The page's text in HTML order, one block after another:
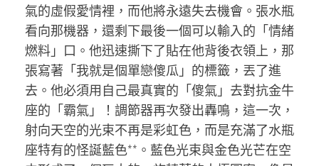
氣的虛假愛情裡，而他將永遠失去機會。張水瓶
看向那機器，還剩下最後一個可以輸入的「情緒
燃料」口。他迅速撕下了貼在他背後衣領上，那
張寫著「我就是個單戀傻瓜」的標籤，丟了進
去。他必須用自己最真實的「傻氣」去對抗金牛
座的「霸氣」！調節器再次發出轟鳴，這一次，
射向天空的光束不再是彩虹色，而是充滿了水瓶
座特有的怪誕藍色**。藍色光束與金色光芒在空